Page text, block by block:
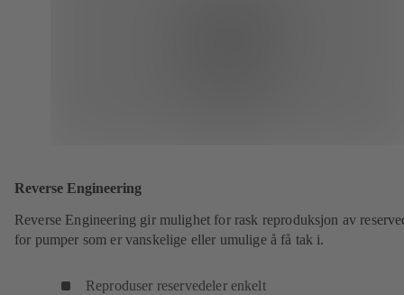
Reverse Engineering
Reverse Engineering gir mulighet for rask reproduksjon av
for pumper som er vanskelige eller umulige å få tak i.
Reproduser reservedeler enkelt